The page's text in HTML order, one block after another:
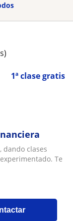
1ª clase gratis
dando clases
Te